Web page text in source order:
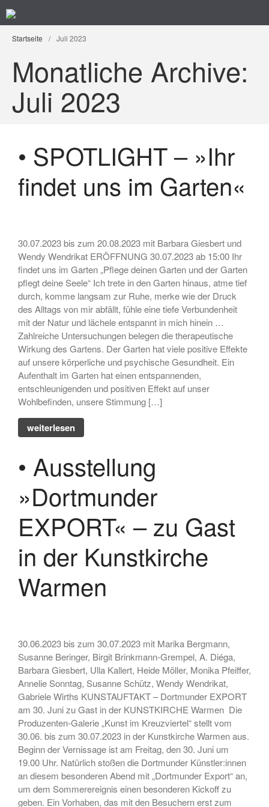
Programm
Künstler/ innen
• Ausstellung – »Der ROTE
Salon« – Grafik, Malerei,
Fotografie, Installation,
Skulptur
• Ausstellung zum 19. Hörder
SeHfest 2025 »TAKE ME TO
CHURCH – KUNST in der
Kirche« Malerei, Fotografie,
Installation, Objekt
• Ausstellung – »ZAUNGÄSTE«
– Grafik, Malerei, Fotografie,
Installation, Skulptur
• Ausstellung DORTMUNDER
»OHDUFRÖHLICHE« –
Malerei, Grafik, Objekt,
Fotografie, Performance
Februar 2025
Oktober 2024
August 2024
Juli 2024
Juni 2024
April 2024
März 2024
Februar 2024
Dezember 2023
November 2023
Kunst im Kreuzviertel
Startseite / Juli 2023
Monatliche Archive:
Juli 2023
• SPOTLIGHT – »Ihr
findet uns im Garten«
30.07.2023 bis zum 20.08.2023 mit Barbara Giesbert und
Wendy Wendrikat ERÖFFNUNG 30.07.2023 ab 15:00 Ihr
findet uns im Garten „Pflege deinen Garten und der Garten
pflegt deine Seele“­ Ich trete in den Garten hinaus, atme tief
durch, komme langsam zur Ruhe, merke wie der Druck
des Alltags von mir abfällt, fühle eine tiefe Verbundenheit
mit der Natur und lächele entspannt in mich hinein …
Zahlreiche Untersuchungen belegen die therapeutische
Wirkung des Gartens. Der Garten hat viele positive Effekte
auf unsere körperliche und psychische Gesundheit. Ein
Aufenthalt im Garten hat einen entspannenden,
entschleunigenden und positiven Effekt auf unser
Wohlbefinden, unsere Stimmung […]
weiterlesen
• Ausstellung
»Dortmunder
EXPORT« – zu Gast
in der Kunstkirche
Warmen
30.06.2023 bis zum 30.07.2023 mit Marika Bergmann,
Susanne Beringer, Birgit Brinkmann-Grempel, A. Diéga,
Barbara Giesbert, Ulla Kallert, Heide Möller, Monika Pfeiffer,
Annelie Sonntag, Susanne Schütz, Wendy Wendrikat,
Gabriele Wirths KUNSTAUFTAKT – Dortmunder EXPORT
am 30. Juni zu Gast in der KUNSTKIRCHE Warmen Die
Produzenten-Galerie „Kunst im Kreuzviertel“ stellt vom
30.06. bis zum 30.07.2023 in der Kunstkirche Warmen aus.
Beginn der Vernissage ist am Freitag, den 30. Juni um
19.00 Uhr. Natürlich stoßen die Dortmunder Künstler:innen
an diesem besonderen Abend mit „Dortmunder Export“ an,
um dem Sommerereignis einen besonderen Kickoff zu
geben. Ein Vorhaben, das mit den Besuchern erst zum